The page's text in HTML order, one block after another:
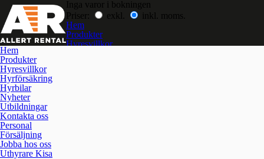
Hem
Produkter
Hyresvillkor
Hyrförsäkring
Hyrbilar
Nyheter
Utbildningar
Kontakta oss
Personal
Försäljning
Jobba hos oss
Uthyrare Kisa
Inga varor i bokningen
Priser:
exkl.
inkl. moms.
Hem
Produkter
Hyresvillkor
Hyrbilar
Nyheter
Utbildningar
Kontakta oss
Jobba hos oss